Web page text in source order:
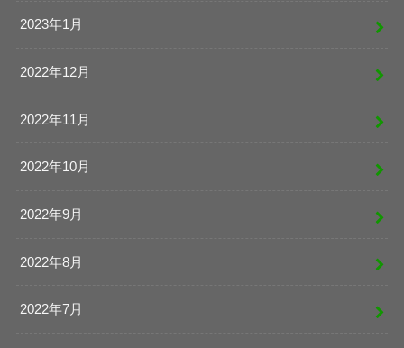
2023年1月
2022年12月
2022年11月
2022年10月
2022年9月
2022年8月
2022年7月